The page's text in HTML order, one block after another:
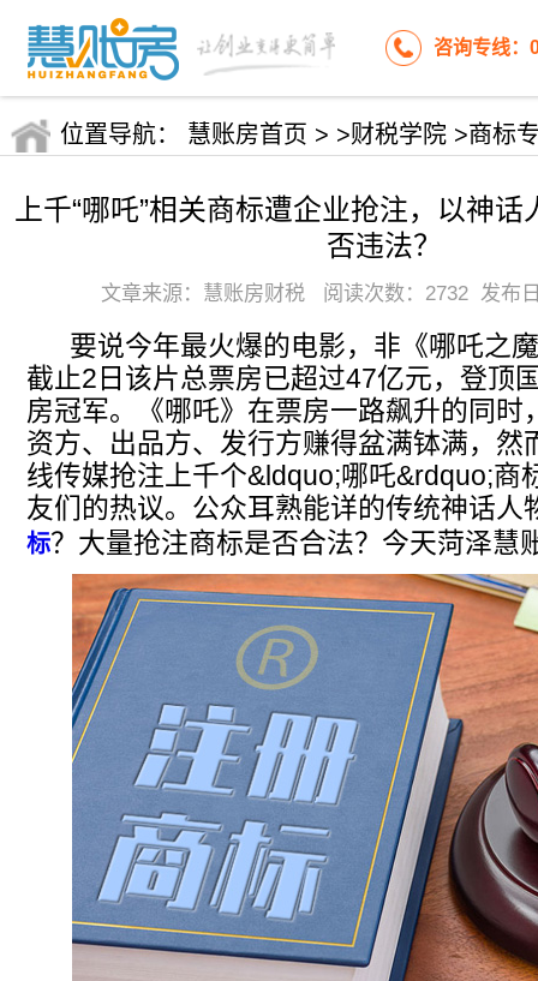
咨询专线：
位置导航： 慧账房首页 > >财税学院 >商标
上千“哪吒”相关商标遭企业抢注，以神
否违法？
文章来源：慧账房财税 阅读次数：2732 发布
要说今年最火爆的电影，非《哪吒之
截止2日该片总票房已超过47亿元，登顶
房冠军。《哪吒》在票房一路飙升的同时
资方、出品方、发行方赚得盆满钵满，然
线传媒抢注上千个&ldquo;哪吒&rdquo;商
友们的热议。公众耳熟能详的传统神话人
标？大量抢注商标是否合法？今天菏泽慧